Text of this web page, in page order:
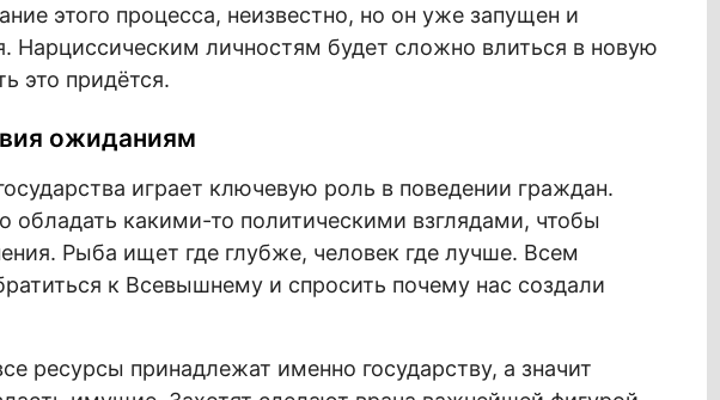
этого процесса, неизвестно, но он уже запущен и
Нарциссическим личностям будет сложно влиться в новую
это придётся.
ожиданиям
играет ключевую роль в поведении граждан.
обладать какими-то политическими взглядами, чтобы
Рыба ищет где глубже, человек где лучше. Всем
к Всевышнему и спросить почему нас создали
ресурсы принадлежат именно государству, а значит